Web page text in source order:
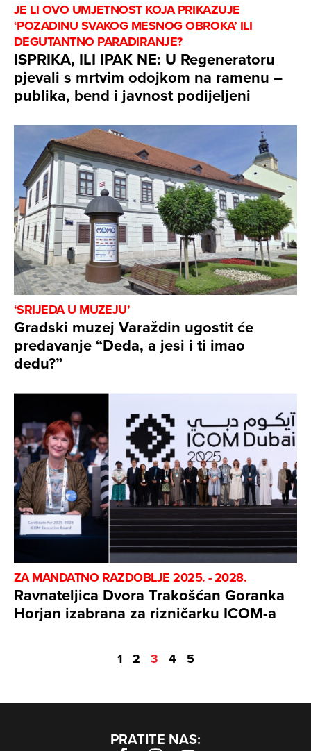
JE LI OVO UMJETNOST KOJA PRIKAZUJE
‘POZADINU SVAKOG MESNOG OBROKA’ ILI
DEGUTANTNO PARADIRANJE?
ISPRIKA, ILI IPAK NE: U Regeneratoru
pjevali s mrtvim odojkom na ramenu –
publika, bend i javnost podijeljeni
‘SRIJEDA U MUZEJU’
Gradski muzej Varaždin ugostit će
predavanje “Deda, a jesi i ti imao
dedu?”
ZA MANDATNO RAZDOBLJE 2025. - 2028.
Ravnateljica Dvora Trakošćan Goranka
Horjan izabrana za rizničarku ICOM-a
1 2 3 4 5
PRATITE NAS: